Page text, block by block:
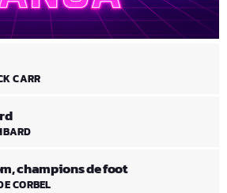
champions de foot
CORBEL
CARR